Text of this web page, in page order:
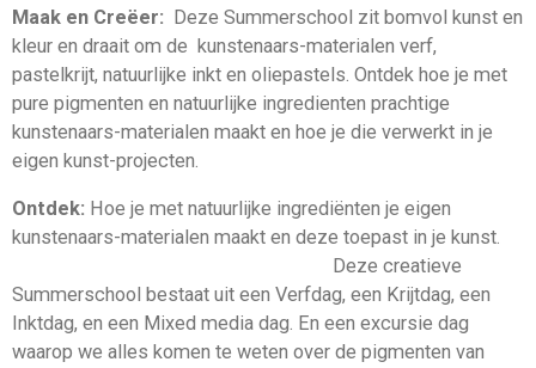
Maak en Creëer:
Deze Summerschool zit bomvol kunst en
kleur en draait om de kunstenaars-materialen verf,
pastelkrijt, natuurlijke inkt en oliepastels. Ontdek hoe je met
pure pigmenten en natuurlijke ingredienten prachtige
kunstenaars-materialen maakt en hoe je die verwerkt in je
eigen kunst-projecten.
Ontdek: Hoe je met natuurlijke ingrediënten je eigen
kunstenaars-materialen maakt en deze toepast in je kunst.
Deze creatieve
Summerschool bestaat uit een Verfdag, een Krijtdag, een
Inktdag, en een Mixed media dag. En een excursie dag
waarop we alles komen te weten over de pigmenten van